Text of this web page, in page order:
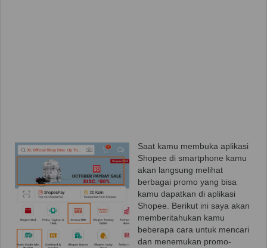
Saat kamu membuka aplikasi
Shopee di smartphone kamu
akan langsung melihat
berbagai promo yang bisa
kamu dapatkan di aplikasi
Shopee. Berikut ini saya akan
memberitahukan kamu
beberapa cara untuk mencari
dan menemukan promo-